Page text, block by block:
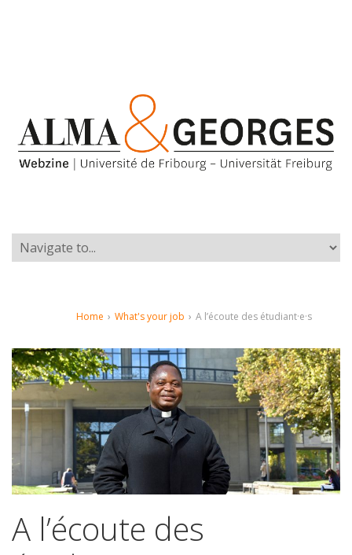
Home › What's your job › A l’écoute des étudiant·e·s
A l’écoute des